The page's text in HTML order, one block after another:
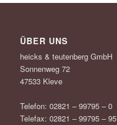
ÜBER UNS
heicks & teutenberg GmbH
Sonnenweg 72
47533 Kleve
Telefon: 02821 – 99795 – 0
Telefax: 02821 – 99795 – 95